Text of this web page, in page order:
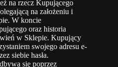
na rzecz Kupującego
na założeniu i
W koncie
oraz historia
w Sklepie. Kupujący
swojego adresu e-
siebie hasła.
się poprzez